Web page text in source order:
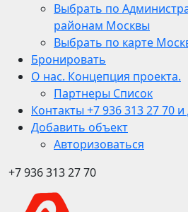
Выбрать по
районам Москвы
Выбрать по карте
Бронировать
О нас. Концепция проекта.
Партнеры Список
Контакты +7 936 313 27 70 и
Добавить объект
Авторизоваться
+7 936 313 27 70